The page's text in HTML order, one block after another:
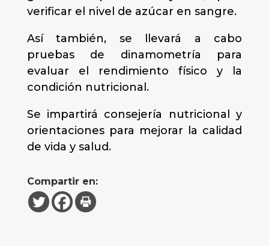
verificar el nivel de azúcar en sangre.
Así también, se llevará a cabo
pruebas de dinamometría para
evaluar el rendimiento físico y la
condición nutricional.
Se impartirá consejería nutricional y
orientaciones para mejorar la calidad
de vida y salud.
Compartir en: